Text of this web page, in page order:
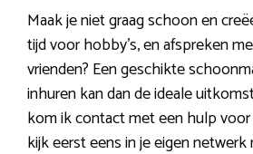
Maak je niet graag schoon en
tijd voor hobby’s, en afspreken
vrienden? Een geschikte
inhuren kan dan de ideale
kom ik contact met een hulp voor
kijk eerst eens in je eigen